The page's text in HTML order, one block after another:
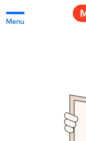
Menu